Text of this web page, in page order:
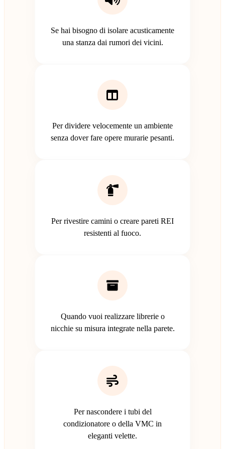
Se hai bisogno di isolare acusticamente
una stanza dai rumori dei vicini.
Per dividere velocemente un ambiente
senza dover fare opere murarie pesanti.
Per rivestire camini o creare pareti REI
resistenti al fuoco.
Quando vuoi realizzare librerie o
nicchie su misura integrate nella parete.
Per nascondere i tubi del
condizionatore o della VMC in
eleganti velette.